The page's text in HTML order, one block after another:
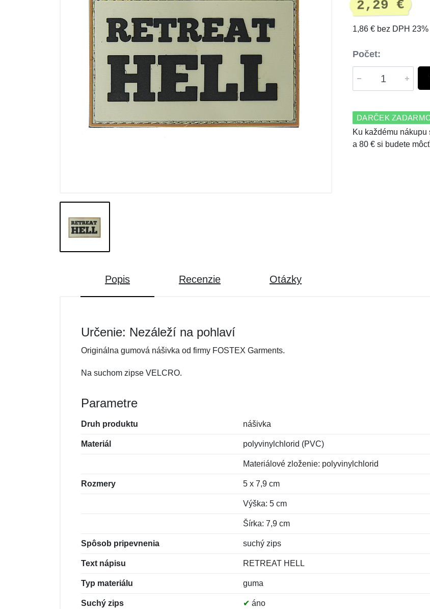
Výpredaj
2,29 €
1,86 € bez DPH 23%
Počet:
DARČEK
Ku každému
a 80 € si budete
Popis Recenzie Otázky
Určenie: Nezáleží na pohlaví
Originálna gumová nášivka od firmy FOSTEX Garments.
Na suchom zipse VELCRO.
Parametre
Druh produktu nášivka
Materiál polyvinylchlorid (PVC)
Materiálové zloženie: polyvinylchlorid
Rozmery 5 x 7,9 cm
Výška: 5 cm
Šírka: 7,9 cm
Spôsob pripevnenia suchý zips
Text nápisu RETREAT HELL
Typ materiálu guma
Suchý zips ✔ áno